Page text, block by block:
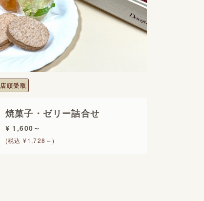
店頭受取
焼菓子・ゼリー詰合せ
¥ 1,600～
(税込 ¥1,728～)